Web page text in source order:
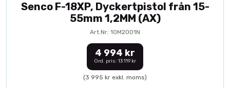
Senco F-18XP, Dyckertpistol från 15-
55mm 1,2MM (AX)
Art.Nr: 10M2001N
4 994 kr
Ord. pris: 13 119 kr
(3 995 kr exkl. moms)